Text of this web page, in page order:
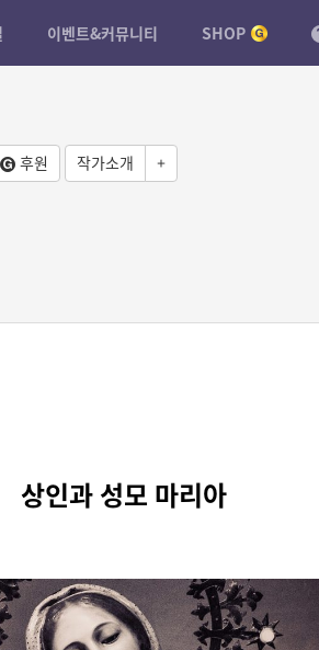
이벤트&커뮤니티 SHOP
후원 작가소개 +
상인과 성모 마리아